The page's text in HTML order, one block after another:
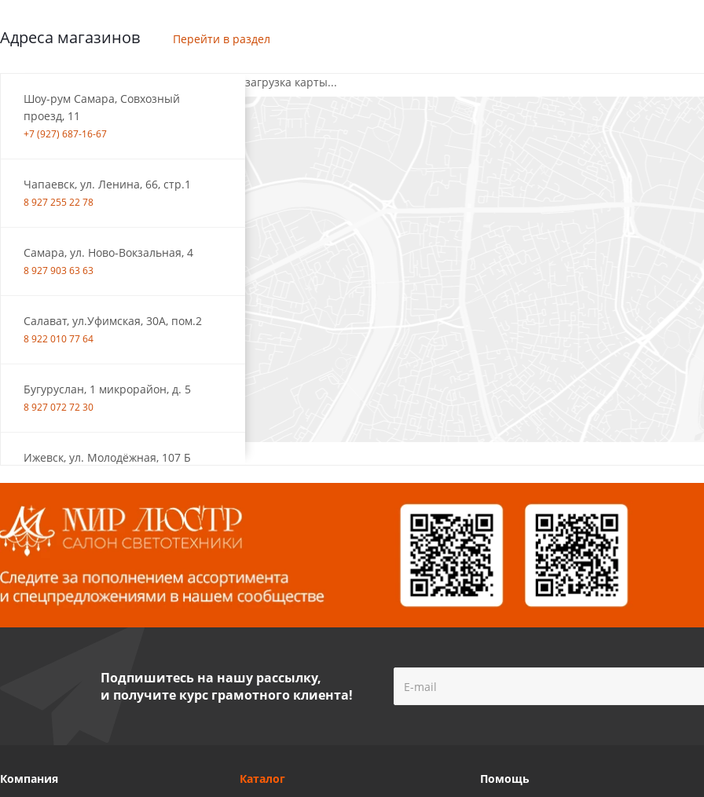
Адреса магазинов Перейти в раздел
Шоу-рум Самара, Совхозный
проезд, 11
+7 (927) 687-16-67
Чапаевск, ул. Ленина, 66, стр.1
8 927 255 22 78
Самара, ул. Ново-Вокзальная, 4
8 927 903 63 63
Салават, ул.Уфимская, 30А, пом.2
8 922 010 77 64
Бугуруслан, 1 микрорайон, д. 5
8 927 072 72 30
Ижевск, ул. Молодёжная, 107 Б
Волжский, ул. Мира 47 В
8 927 255 38 33
Пенза, ул. Пролетарская, 61 ТЦ
"Стройбери"
Миасс, ул. Романенко, 95
8 927 009 54 63
загрузка карты...
Подпишитесь на нашу рассылку,
и получите курс грамотного клиента!
Компания Каталог Помощь